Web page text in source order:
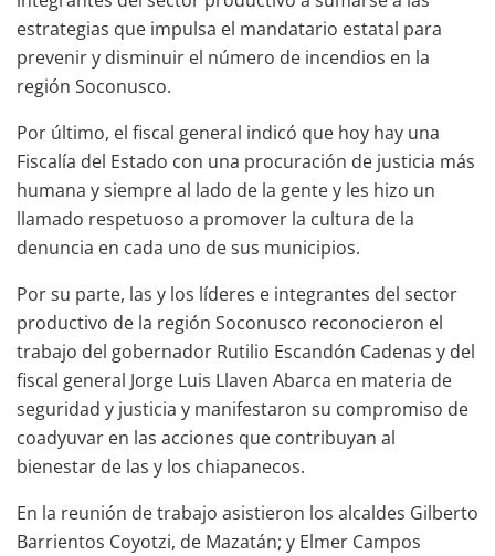
estrategias que impulsa el mandatario estatal para
prevenir y disminuir el número de incendios en la
región Soconusco.
Por último, el fiscal general indicó que hoy hay una
Fiscalía del Estado con una procuración de justicia más
humana y siempre al lado de la gente y les hizo un
llamado respetuoso a promover la cultura de la
denuncia en cada uno de sus municipios.
Por su parte, las y los líderes e integrantes del sector
productivo de la región Soconusco reconocieron el
trabajo del gobernador Rutilio Escandón Cadenas y del
fiscal general Jorge Luis Llaven Abarca en materia de
seguridad y justicia y manifestaron su compromiso de
coadyuvar en las acciones que contribuyan al
bienestar de las y los chiapanecos.
En la reunión de trabajo asistieron los alcaldes Gilberto
Barrientos Coyotzi, de Mazatán; y Elmer Campos